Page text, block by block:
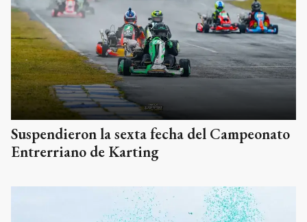
Suspendieron la sexta fecha del Campeonato
Entrerriano de Karting